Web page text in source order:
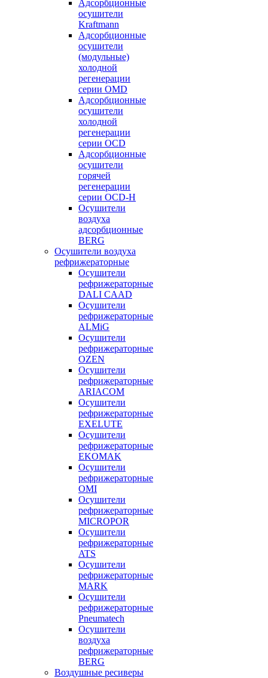
Адсорбционные
осушители
Kraftmann
Адсорбционные
осушители
(модульные)
холодной
регенерации
серии OMD
Адсорбционные
осушители
холодной
регенерации
серии OCD
Адсорбционные
осушители
горячей
регенерации
серии OСD-H
Осушители
воздуха
адсорбционные
BERG
Осушители воздуха
рефрижераторные
Осушители
рефрижераторные
DALI CAAD
Осушители
рефрижераторные
ALMiG
Осушители
рефрижераторные
OZEN
Осушители
рефрижераторные
ARIACOM
Осушители
рефрижераторные
EXELUTE
Осушители
рефрижераторные
EKOMAK
Осушители
рефрижераторные
OMI
Осушители
рефрижераторные
MICROPOR
Осушители
рефрижераторные
ATS
Осушители
рефрижераторные
MARK
Осушители
рефрижераторные
Pneumatech
Осушители
воздуха
рефрижераторные
BERG
Воздушные ресиверы